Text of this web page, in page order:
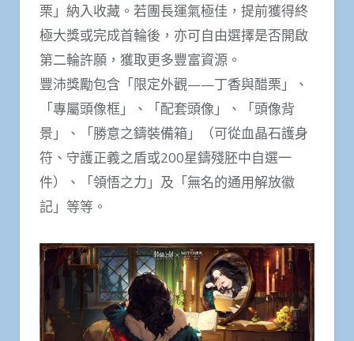
栗」納入收藏。若團長運氣極佳，提前獲得終
極大獎或完成首輪後，亦可自由選擇是否開啟
第二輪許願，獲取更多豐富資源。
豐沛獎勵包含「限定外觀——丁香與醋栗」、
「專屬頭像框」、「配套頭像」、「頭像背
景」、「勝意之鑄裝備箱」（可從血晶石護身
符、守護正義之盾或200星鑄殘胚中自選一
件）、「領悟之力」及「無名的通用解放徽
記」等等。